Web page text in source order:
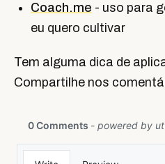
Coach.me - uso para
eu quero cultivar
Tem alguma dica de
Compartilhe nos